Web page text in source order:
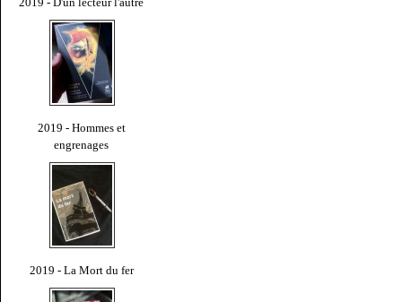
2019 - Hommes et
engrenages
2019 - La Mort du fer